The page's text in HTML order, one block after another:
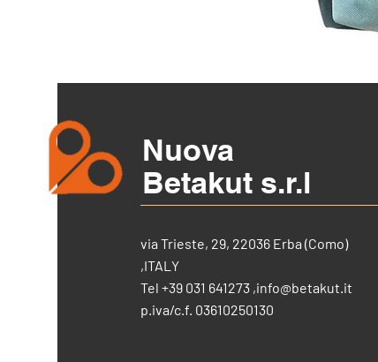
Nuova
Betakut s.r.l
via Trieste, 29, 22036 Erba (Como)
,ITALY
Tel +39 031 641273 ,info@betakut.it
p.iva/c.f. 03610250130